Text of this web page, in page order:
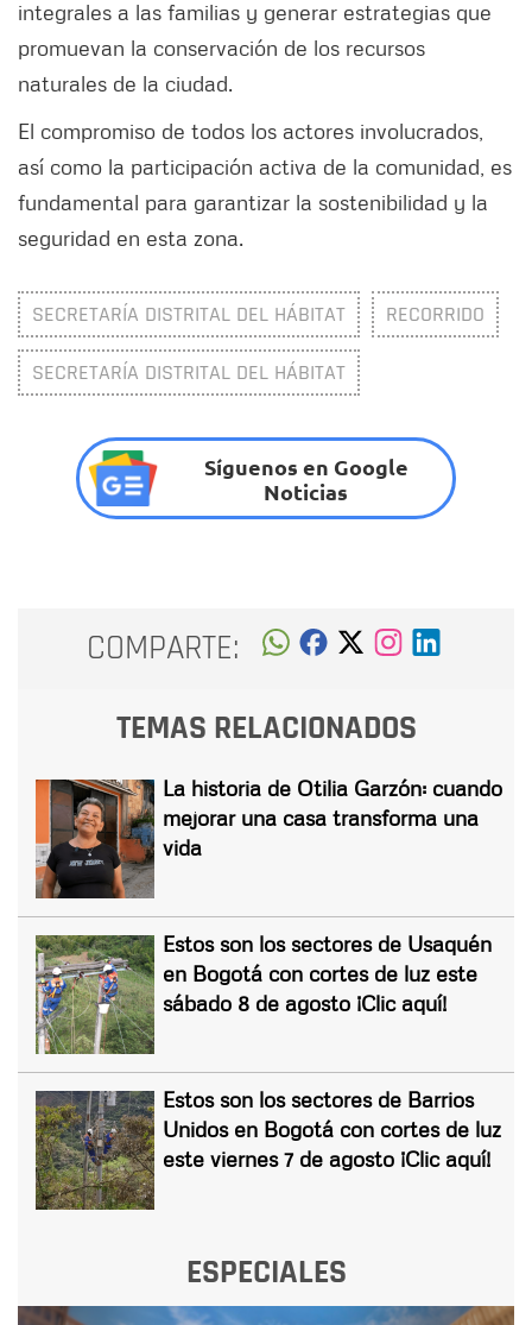
integrales a las familias y generar estrategias que
promuevan la conservación de los recursos
naturales de la ciudad.
El compromiso de todos los actores involucrados,
así como la participación activa de la comunidad, es
fundamental para garantizar la sostenibilidad y la
seguridad en esta zona.
SECRETARÍA DISTRITAL DEL HÁBITAT RECORRIDO
SECRETARÍA DISTRITAL DEL HÁBITAT
Síguenos en Google
Noticias
COMPARTE:
TEMAS RELACIONADOS
La historia de Otilia Garzón: cuando
mejorar una casa transforma una
vida
Estos son los sectores de Usaquén
en Bogotá con cortes de luz este
sábado 8 de agosto ¡Clic aquí!
Estos son los sectores de Barrios
Unidos en Bogotá con cortes de luz
este viernes 7 de agosto ¡Clic aquí!
ESPECIALES